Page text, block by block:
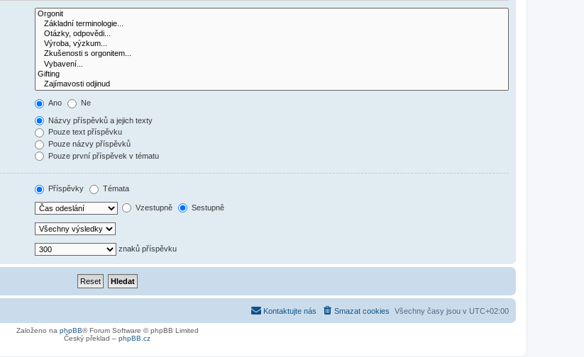
Ano Ne
Názvy příspěvků a jejich texty
Pouze text příspěvku
Pouze názvy příspěvků
Pouze první příspěvek v tématu
Příspěvky Témata
Vzestupně Sestupně
znaků příspěvku
Všechny časy jsou v UTC+02:00
Smazat cookies
Kontaktujte nás
Založeno na phpBB® Forum Software © phpBB Limited
Český překlad – phpBB.cz